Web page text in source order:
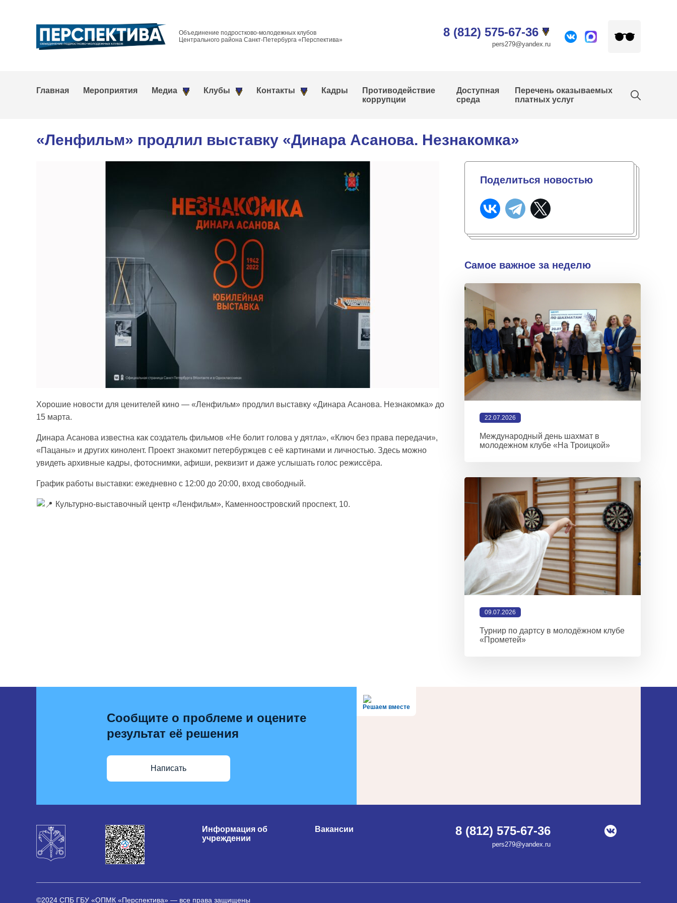
Объединение подростково-молодежных клубов
Центрального района Санкт-Петербурга «Перспектива»
8 (812) 575-67-36
pers279@yandex.ru
Главная Мероприятия Медиа Клубы Контакты Кадры
Противодействие
коррупции
Доступная
среда
Перечень оказываемых
платных услуг
«Ленфильм» продлил выставку «Динара Асанова. Незнакомка»
Хорошие новости для ценителей кино — «Ленфильм» продлил выставку «Динара Асанова. Незнакомка» до
15 марта.
Динара Асанова известна как создатель фильмов «Не болит голова у дятла», «Ключ без права передачи»,
«Пацаны» и других кинолент. Проект знакомит петербуржцев с её картинами и личностью. Здесь можно
увидеть архивные кадры, фотоснимки, афиши, реквизит и даже услышать голос режиссёра.
График работы выставки: ежедневно с 12:00 до 20:00, вход свободный.
Культурно-выставочный центр «Ленфильм», Каменноостровский проспект, 10.
Поделиться новостью
Самое важное за неделю
22.07.2026
Международный день шахмат в
молодежном клубе «На Троицкой»
09.07.2026
Турнир по дартсу в молодёжном клубе
«Прометей»
Решаем вместе
Сообщите о проблеме и оцените
результат её решения
Написать
Информация об
учреждении
Вакансии 8 (812) 575-67-36
pers279@yandex.ru
©2024 СПБ ГБУ «ОПМК «Перспектива» — все права защищены